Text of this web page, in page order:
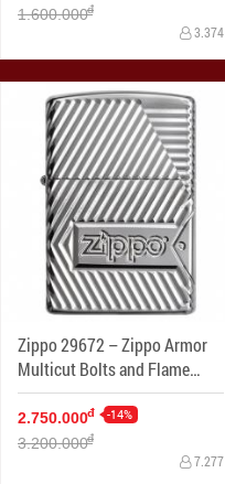
1.600.000đ
3.374
Zippo 29672 – Zippo Armor
Multicut Bolts and Flame
High Polish Chrome
2.750.000đ -14%
3.200.000đ
7.277